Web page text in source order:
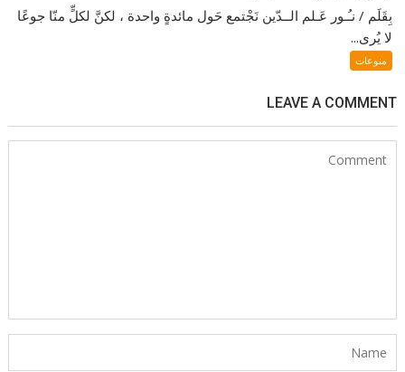
بِقَلَم / نـُـور عَـلم الــدّين نَجْتمع حَول مائدةٍ واحدة ، لكنَّ لكلٍّ منّا جوعًا
لا يُرى...
منوعات
LEAVE A COMMENT